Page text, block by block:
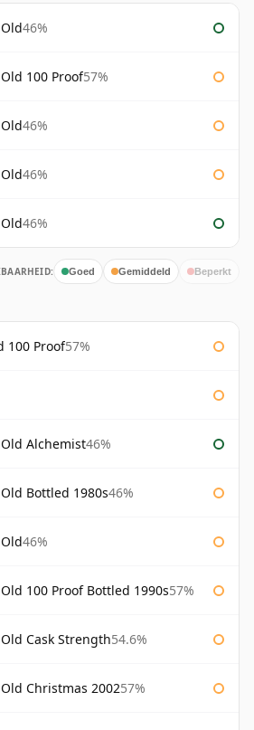
46%
100 Proof57%
46%
46%
46%
Goed Gemiddeld Beperkt
100 Proof57%
Alchemist46%
Bottled 1980s46%
46%
100 Proof Bottled 1990s57%
Cask Strength54.6%
Christmas 200257%